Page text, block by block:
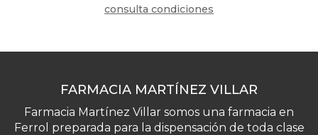
consulta condiciones
FARMACIA MARTÍNEZ VILLAR
Farmacia Martínez Villar somos una farmacia en
Ferrol preparada para la dispensación de toda clase